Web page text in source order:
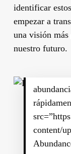
identificar
empezar a
una visión más
nuestro futuro.
content/